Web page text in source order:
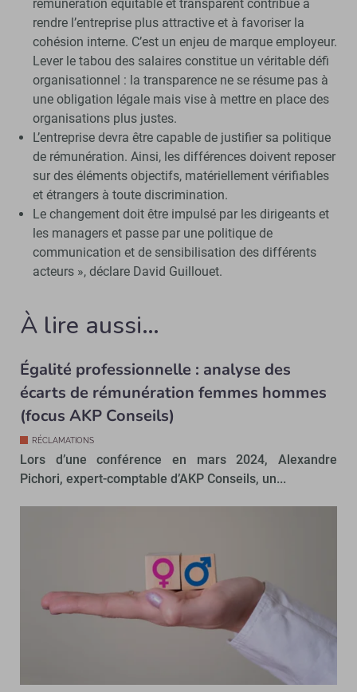
rémunération équitable et transparent contribue à
rendre l’entreprise plus attractive et à favoriser la
cohésion interne. C’est un enjeu de marque employeur.
Lever le tabou des salaires constitue un véritable défi
organisationnel : la transparence ne se résume pas à
une obligation légale mais vise à mettre en place des
organisations plus justes.
L’entreprise devra être capable de justifier sa politique
de rémunération. Ainsi, les différences doivent reposer
sur des éléments objectifs, matériellement vérifiables
et étrangers à toute discrimination.
Le changement doit être impulsé par les dirigeants et
les managers et passe par une politique de
communication et de sensibilisation des différents
acteurs », déclare David Guillouet.
À lire aussi…
Égalité professionnelle : analyse des
écarts de rémunération femmes hommes
(focus AKP Conseils)
RÉCLAMATIONS
Lors d’une conférence en mars 2024, Alexandre
Pichori, expert-comptable d’AKP Conseils, un...